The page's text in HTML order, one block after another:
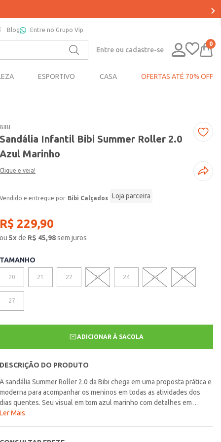
Blog Entre no Grupo Vip
Entre ou cadastre-se
0
ESPORTIVO CASA OFERTAS ATÉ 70% OFF
BIBI
Sandália Infantil Bibi Summer Roller 2.0
Azul Marinho
Clique e veja!
Bibi Calçados Loja parceira
R$ 229,90
ou5xde R$ 45,98sem juros
TAMANHO
20 21 22 23 24 25 26
27
ADICIONAR À SACOLA
DESCRIÇÃO DO PRODUTO
A sandália Summer Roller 2.0 da Bibi chega em uma proposta prática e
moderna para acompanhar os meninos em todas as atividades dos
dias quentes. Seu visual em tom azul marinho com detalhes em
vermelho garante um estilo atual e versátil, permitindo combinações
Ler Mais